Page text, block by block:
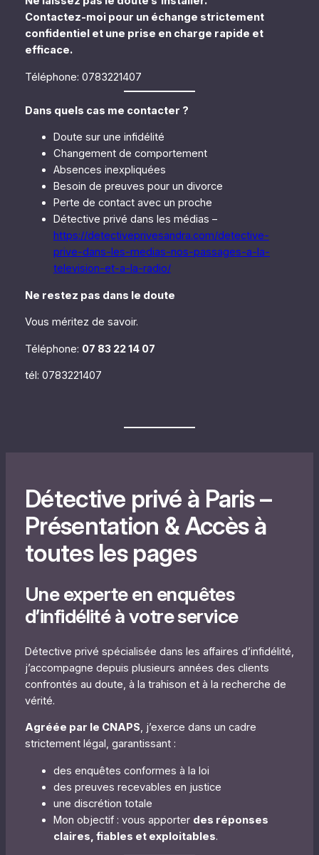
Contactez-moi pour un échange strictement
confidentiel et une prise en charge rapide et
efficace.
Téléphone: 0783221407
Dans quels cas me contacter ?
Doute sur une infidélité
Changement de comportement
Absences inexpliquées
Besoin de preuves pour un divorce
Perte de contact avec un proche
Détective privé dans les médias –
https://detectiveprivesandra.com/detective-
prive-dans-les-medias-nos-passages-a-la-
television-et-a-la-radio/
Ne restez pas dans le doute
Vous méritez de savoir.
Téléphone: 07 83 22 14 07
tél: 0783221407
Détective privé à Paris –
Présentation & Accès à
toutes les pages
Une experte en enquêtes
d’infidélité à votre service
Détective privé spécialisée dans les affaires d’infidélité,
j’accompagne depuis plusieurs années des clients
confrontés au doute, à la trahison et à la recherche de
vérité.
Agréée par le CNAPS, j’exerce dans un cadre
strictement légal, garantissant :
des enquêtes conformes à la loi
des preuves recevables en justice
une discrétion totale
Mon objectif : vous apporter des réponses
claires, fiables et exploitables.